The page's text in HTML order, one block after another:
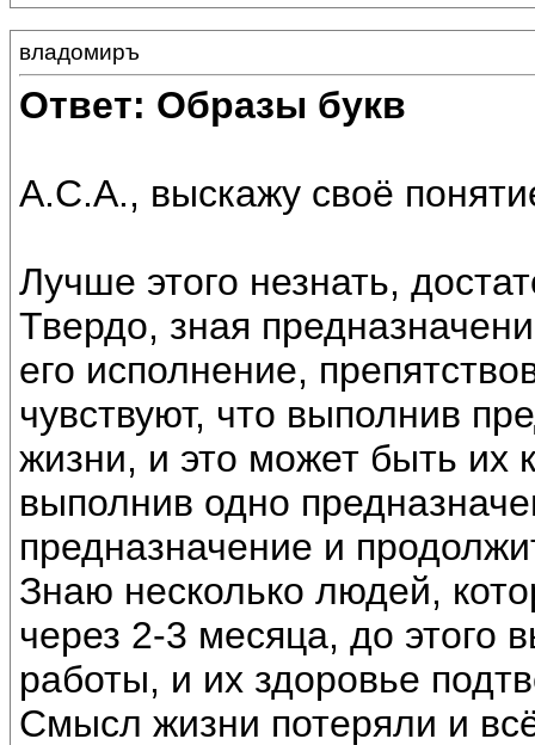
владомиръ
Ответ: Образы букв
А.С.А., выскажу своё
Лучше этого незнать,
Твердо, зная
его исполнение,
чувствуют, что выполнив
жизни, и это может быть их
выполнив одно
предназначение и
Знаю несколько людей,
через 2-3 месяца, до этого
работы, и их здоровье
Смысл жизни потеряли и